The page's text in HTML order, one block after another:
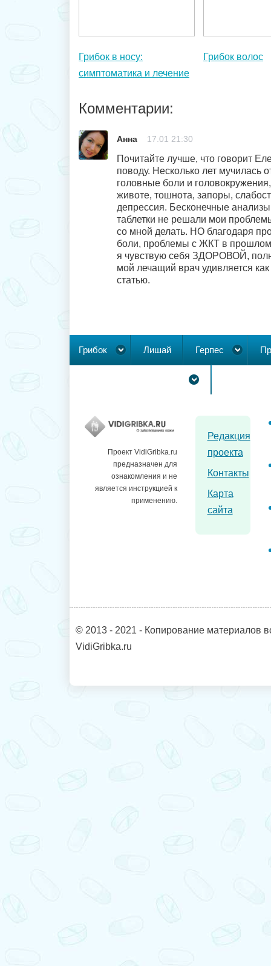
Грибок в носу:
симптоматика и лечение
Грибок волос
Комментарии:
Анна 17.01 21:30
Почитайте лучше, что говорит
поводу. Несколько лет мучилась
головные боли и
животе, тошнота, запоры,
депрессия. Бесконечные
таблетки не решали мои
со мной делать. НО благодаря
боли, проблемы с ЖКТ в
я чувствую себя ЗДОРОВОЙ,
мой лечащий врач удивляется
статью.
Грибок Лишай Герпес
Проект VidiGribka.ru
предназначен для
ознакомления и не
является инструкцией к
применению.
Редакция
проекта
Контакты
Карта
сайта
© 2013 - 2021 - Копирование материалов
VidiGribka.ru